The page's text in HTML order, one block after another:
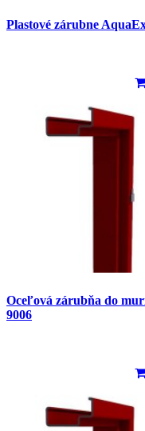
Plastové zárubne
Oceľová zárubňa do
9006